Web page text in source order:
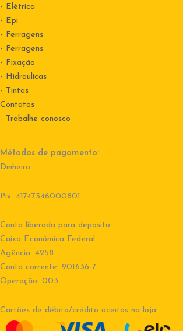
- Elétrica
- Epi
- Ferragens
- Ferragens
- Fixação
- Hidraulicas
- Tintas
Contatos
- Trabalhe conosco
Métodos de pagamento:
Dinheiro.
Pix: 41747346000801
Conta liberada para deposito:
Caixa Econômica Federal
Agência: 4258
Conta corrente: 901636-7
Operação: 003
Cartões de débito/crédito aceitos na loja: